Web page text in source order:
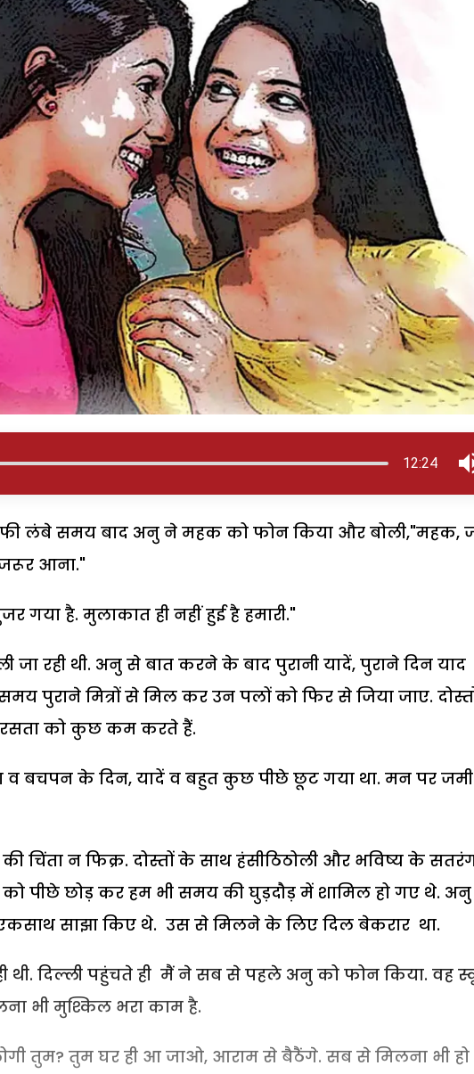
12:24
लंबे समय बाद अनु ने महक को फोन किया और बोली,"महक,
आना."
गया है. मुलाकात ही नहीं हुई है हमारी."
जा रही थी. अनु से बात करने के बाद पुरानी यादें, पुराने दिन याद
मित्रों से मिल कर उन पलों को फिर से जिया जाए.
को कुछ कम करते हैं.
व बचपन के दिन, यादें व बहुत कुछ पीछे छूट गया था. मन पर
चिंता न फिक्र. दोस्तों के साथ हंसीठिठोली और भविष्य के
पीछे छोड़ कर हम भी समय की घुड़दौड़ में शामिल हो गए थे. अनु
साझा किए थे. उस से मिलने के लिए दिल बेकरार था.
थी. दिल्ली पहुंचते ही मैं ने सब से पहले अनु को फोन किया. वह
भी मुश्किल भरा काम है.
तुम? तुम घर ही आ जाओ, आराम से बैठैंगे. सब से मिलना भी हो